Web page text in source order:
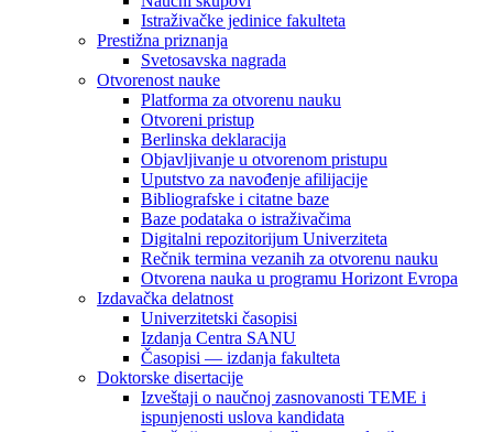
Istraživačke jedinice fakulteta
Prestižna priznanja
Svetosavska nagrada
Otvorenost nauke
Platforma za otvorenu nauku
Otvoreni pristup
Berlinska deklaracija
Objavljivanje u otvorenom pristupu
Uputstvo za navođenje afilijacije
Bibliografske i citatne baze
Baze podataka o istraživačima
Digitalni repozitorijum Univerziteta
Rečnik termina vezanih za otvorenu nauku
Otvorena nauka u programu Horizont Evropa
Izdavačka delatnost
Univerzitetski časopisi
Izdanja Centra SANU
Časopisi — izdanja fakulteta
Doktorske disertacije
Izveštaji o naučnoj zasnovanosti TEME i
ispunjenosti uslova kandidata